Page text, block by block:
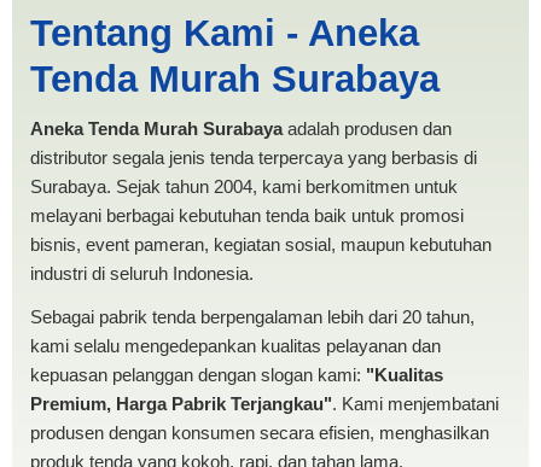
PRODUKSI ANEKA TENDA
MURAH
Tentang Kami - Aneka
Tenda Murah Surabaya
Aneka Tenda Murah Surabayaadalah produsen dan
distributor segala jenis tenda terpercaya yang berbasis di
Surabaya. Sejak tahun 2004, kami berkomitmen untuk
melayani berbagai kebutuhan tenda baik untuk promosi
bisnis, event pameran, kegiatan sosial, maupun kebutuhan
industri di seluruh Indonesia.
Sebagai pabrik tenda berpengalaman lebih dari 20 tahun,
kami selalu mengedepankan kualitas pelayanan dan
kepuasan pelanggan dengan slogan kami: "Kualitas
Premium, Harga Pabrik Terjangkau". Kami menjembatani
produsen dengan konsumen secara efisien, menghasilkan
produk tenda yang kokoh, rapi, dan tahan lama.